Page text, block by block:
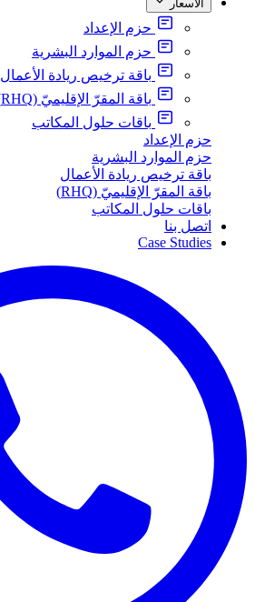
الأسعار
حزم الإعداد
حزم الموارد البشرية
باقة ترخيص ريادة الأعمال
باقة المقرّ الإقليميّ (RHQ)
باقات حلول المكاتب
حزم الإعداد
حزم الموارد البشرية
باقة ترخيص ريادة الأعمال
باقة المقرّ الإقليميّ (RHQ)
باقات حلول المكاتب
اتصل بنا
Case Studies